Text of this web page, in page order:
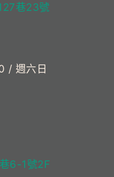
巷23號
/ 週六日
6-1號2F